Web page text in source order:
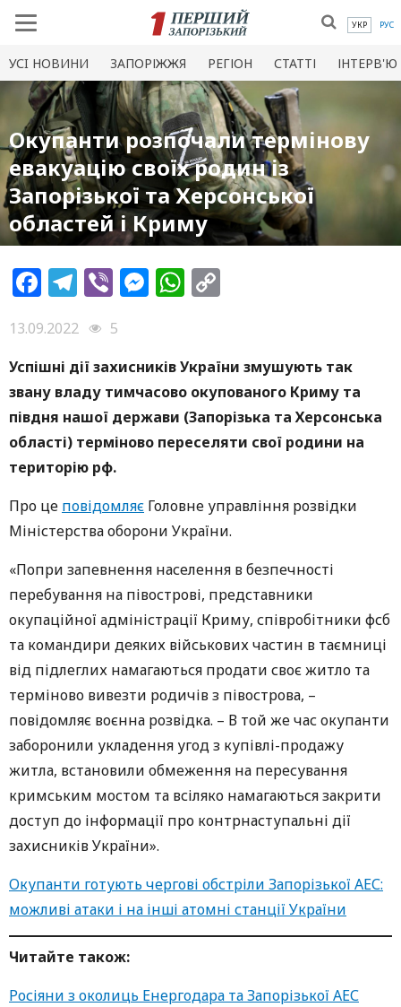
УКР РУС
УСI НОВИНИ ЗАПОРІЖЖЯ РЕГІОН СТАТТІ ІНТЕРВ'Ю
Окупанти розпочали термінову
евакуацію своїх родин із
Запорізької та Херсонської
областей і Криму
Facebook
Telegram
ViberMessenger
WhatsApp
13.09.2022
5
Успішні дії захисників України змушують так
звану владу тимчасово окупованого Криму та
півдня нашої держави (Запорізька та Херсонська
області) терміново переселяти свої родини на
територію рф.
Про це повідомляє Головне управління розвідки
Міністерства оборони України.
«Попри запевнення населення в безпечності
перебування на півострові, представники
окупаційної адміністрації Криму, співробітники фсб
та командири деяких військових частин в таємниці
від підлеглих намагаються продати своє житло та
терміново вивезти родичів з півострова, –
повідомляє воєнна розвідка. – В той же час окупанти
заборонили укладення угод з купівлі-продажу
житла, встановили обмеження на пересування
кримським мостом та всіляко намагаються закрити
доступ до інформації про контрнаступальні дії
захисників України».
Окупанти готують чергові обстріли Запорізької АЕС:
можливі атаки і на інші атомні станції України
Читайте також:
Росіяни з околиць Енергодара та Запорізької АЕС